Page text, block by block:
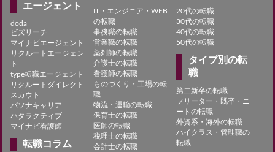
エージェント
doda
ビズリーチ
マイナビエージェント
リクルートエージェン
ト
type転職エージェント
リクルートダイレクト
スカウト
パソナキャリア
ハタラクティブ
マイナビ看護師
転職コラム
IT・エンジニア・WEB
の転職
事務職の転職
営業職の転職
薬剤師の転職
介護士の転職
看護師の転職
ものづくり・工場の転
職
物流・運輸の転職
保育士の転職
医師の転職
税理士の転職
会計士の転職
20代の転職
30代の転職
40代の転職
50代の転職
タイプ別の転
職
第二新卒の転職
フリーター・既卒・ニ
ートの転職
外資系・海外の転職
ハイクラス・管理職の
転職